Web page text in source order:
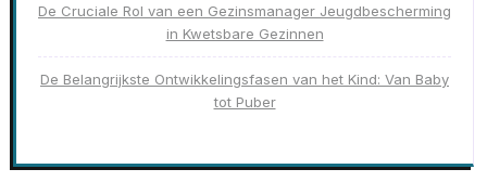
De Cruciale Rol van een Gezinsmanager Jeugdbescherming
in Kwetsbare Gezinnen
De Belangrijkste Ontwikkelingsfasen van het Kind: Van Baby
tot Puber